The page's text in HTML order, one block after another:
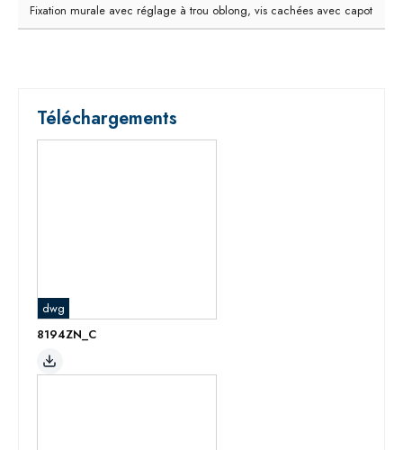
Fixation murale avec réglage à trou oblong, vis cachées avec capot
Téléchargements
dwg
8194ZN_C